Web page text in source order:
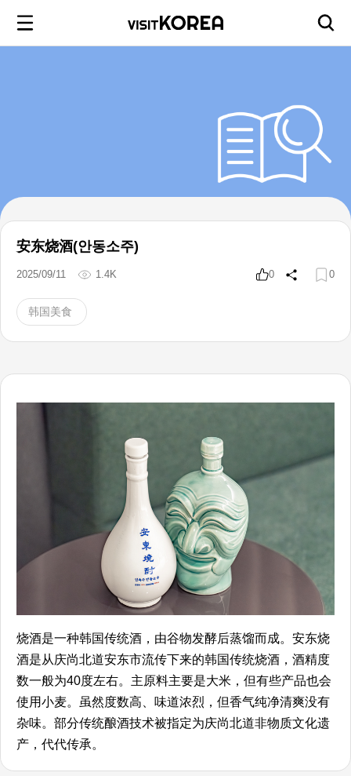
安东烧酒(안동소주)
2025/09/11 1.4K 0 0
韩国美食
烧酒是一种韩国传统酒，由谷物发酵后蒸馏而成。安东烧
酒是从庆尚北道安东市流传下来的韩国传统烧酒，酒精度
数一般为40度左右。主原料主要是大米，但有些产品也会
使用小麦。虽然度数高、味道浓烈，但香气纯净清爽没有
杂味。部分传统酿酒技术被指定为庆尚北道非物质文化遗
产，代代传承。